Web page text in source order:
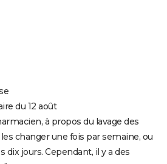
du 12 août
à propos du lavage des
changer une fois par semaine, ou
jours. Cependant, il y a des